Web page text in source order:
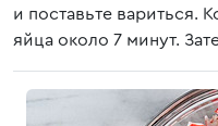
и поставьте вариться.
яйца около 7 минут.